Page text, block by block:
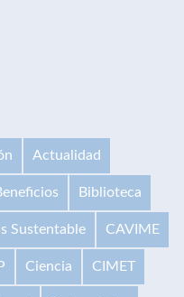
Actualidad
Biblioteca
Sustentable CAVIME
Ciencia CIMET